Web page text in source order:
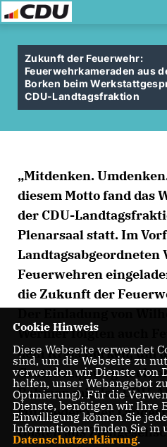
Zukunft der Feuerwehr:
Feuerwehrkameraden aus
Borken beim
CDU-Landtagsfraktion
Mitdenken.
diesem Motto fand das
der CDU-
Plenarsaal statt. Im
Landtagsabgeordneten
Feuerwehren
die Zukunft der
Wermer folgten auch
dem Kreis Borken, um
Gestaltungsweg in
Rahmen mit den CDU-
Mitgliedern der
Gästen aus
Cookie Hinweis
Diese Webseite verwendet
sind, um die Webseite zu
verwenden wir Dienste von
helfen, unser Webangebot
Optmierung). Für die
Dienste, benötigen wir Ihre
Einwilligung können Sie
Informationen finden Sie in
Datenschutzerklärung.